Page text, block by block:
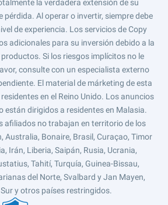
la verdadera extensión de su
pérdida. Al operar o invertir, siempre debe
de experiencia. Los servicios de Copy
adicionales para su inversión debido a la
Si los riesgos implícitos no le
consulte con un especialista externo
El material de márketing de esta
en el Reino Unido. Los anuncios
están dirigidos a residentes en Malasia.
afiliados no trabajan en territorio de los
Australia, Bonaire, Brasil, Curaçao, Timor
Irán, Liberia, Saipán, Rusia, Ucrania,
Tahití, Turquía, Guinea-Bissau,
del Norte, Svalbard y Jan Mayen,
y otros países restringidos.